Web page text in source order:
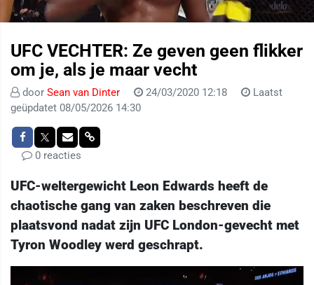
UFC VECHTER: Ze geven geen flikker
om je, als je maar vecht
door Sean van Dinter 24/03/2020 12:18
Laatst
geüpdatet 08/05/2026 14:30
0 reacties
UFC-weltergewicht Leon Edwards heeft de
chaotische gang van zaken beschreven die
plaatsvond nadat zijn UFC London-gevecht met
Tyron Woodley werd geschrapt.